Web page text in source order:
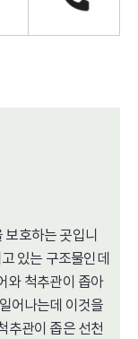
호하는 곳입니
있는 구조물인데
와 척추관이 좁아
어나는데 이것을
추관이 좁은 선천